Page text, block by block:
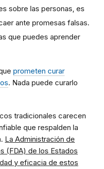
sobre las personas, es
ante promesas falsas.
que puedes aprender
prometen curar
. Nada puede curarlo
tradicionales carecen
que respalden la
La Administración de
(FDA) de los Estados
y eficacia de estos